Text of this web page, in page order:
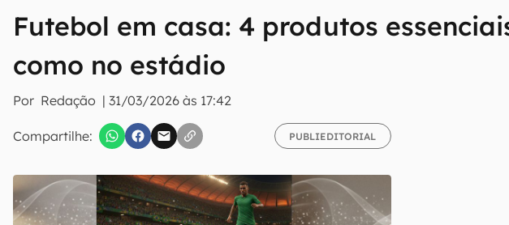
Futebol em casa: 4 produtos
como no estádio
Por Redação |31/03/2026 às 17:42
Compartilhe: PUBLIEDITORIAL
Seu resumo inteligente do mundo tech!
Assine a newsletter do Canaltech e receba notícias e reviews sobre tecnologia
inscreva-se